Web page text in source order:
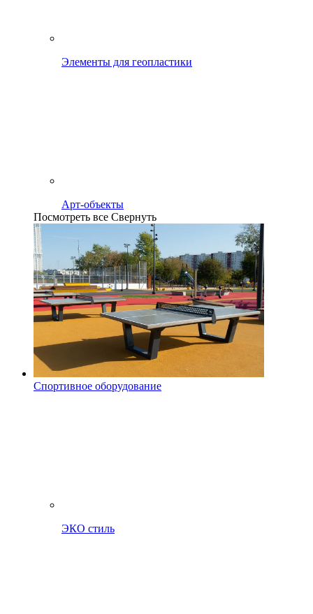
Элементы для геопластики
Арт-объекты
Посмотреть все Свернуть
Спортивное оборудование
ЭКО стиль